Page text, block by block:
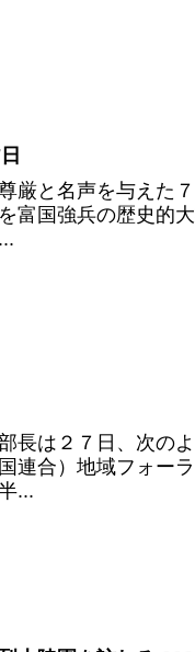
厳と名声を与えた
富国強兵の歴史的
長は２７日、次の
連合）地域フォー
...